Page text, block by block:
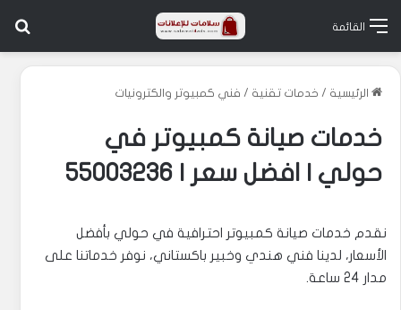
القائمة
الرئيسية / خدمات تقنية / فني كمبيوتر والكترونيات
خدمات صيانة كمبيوتر في
حولي | افضل سعر | 55003236
نقدم خدمات صيانة كمبيوتر احترافية في حولي بأفضل
الأسعار، لدينا فني هندي وخبير باكستاني، نوفر خدماتنا على
مدار 24 ساعة.